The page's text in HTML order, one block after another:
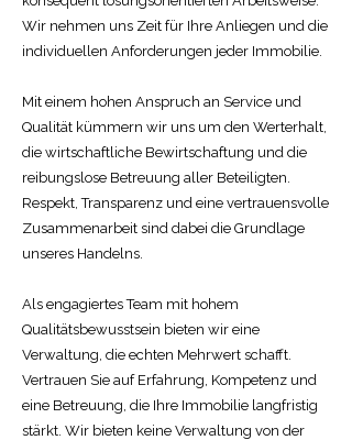
Wir nehmen uns Zeit für Ihre Anliegen und die
individuellen Anforderungen jeder Immobilie.
Mit einem hohen Anspruch an Service und
Qualität kümmern wir uns um den Werterhalt,
die wirtschaftliche Bewirtschaftung und die
reibungslose Betreuung aller Beteiligten.
Respekt, Transparenz und eine vertrauensvolle
Zusammenarbeit sind dabei die Grundlage
unseres Handelns.
Als engagiertes Team mit hohem
Qualitätsbewusstsein bieten wir eine
Verwaltung, die echten Mehrwert schafft.
Vertrauen Sie auf Erfahrung, Kompetenz und
eine Betreuung, die Ihre Immobilie langfristig
stärkt. Wir bieten keine Verwaltung von der